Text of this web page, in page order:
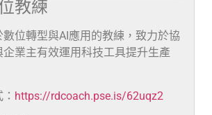
教練
位轉型與AI應用的教練，致力於協
業主有效運用科技工具提升生產
https://rdcoach.pse.is/62uqz2